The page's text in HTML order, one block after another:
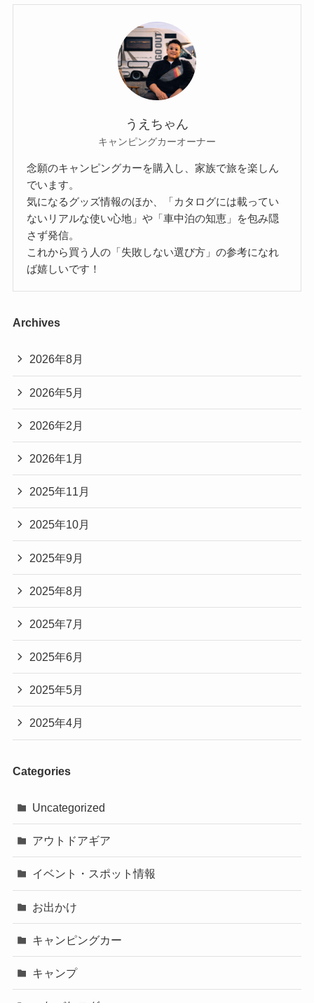
うえちゃん
キャンピングカーオーナー
念願のキャンピングカーを購入し、家族で旅を楽しん
でいます。
気になるグッズ情報のほか、「カタログには載ってい
ないリアルな使い心地」や「車中泊の知恵」を包み隠
さず発信。
これから買う人の「失敗しない選び方」の参考になれ
ば嬉しいです！
Archives
2026年8月
2026年5月
2026年2月
2026年1月
2025年11月
2025年10月
2025年9月
2025年8月
2025年7月
2025年6月
2025年5月
2025年4月
Categories
Uncategorized
アウトドアギア
イベント・スポット情報
お出かけ
キャンピングカー
キャンプ